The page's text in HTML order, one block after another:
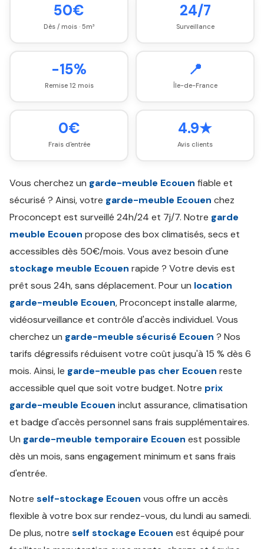
50€
Dès / mois · 5m³
24/7
Surveillance
-15%
Remise 12 mois
📍
Île-de-France
0€
Frais d'entrée
4.9★
Avis clients
Vous cherchez un garde-meuble Ecouen fiable et
sécurisé ? Ainsi, votre garde-meuble Ecouen chez
Proconcept est surveillé 24h/24 et 7j/7. Notre garde
meuble Ecouen propose des box climatisés, secs et
accessibles dès 50€/mois. Vous avez besoin d'une
stockage meuble Ecouen rapide ? Votre devis est
prêt sous 24h, sans déplacement. Pour un location
garde-meuble Ecouen, Proconcept installe alarme,
vidéosurveillance et contrôle d'accès individuel. Vous
cherchez un garde-meuble sécurisé Ecouen ? Nos
tarifs dégressifs réduisent votre coût jusqu'à 15 % dès 6
mois. Ainsi, le garde-meuble pas cher Ecouen reste
accessible quel que soit votre budget. Notre prix
garde-meuble Ecouen inclut assurance, climatisation
et badge d'accès personnel sans frais supplémentaires.
Un garde-meuble temporaire Ecouen est possible
dès un mois, sans engagement minimum et sans frais
d'entrée.
Notre self-stockage Ecouen vous offre un accès
flexible à votre box sur rendez-vous, du lundi au samedi.
De plus, notre self stockage Ecouen est équipé pour